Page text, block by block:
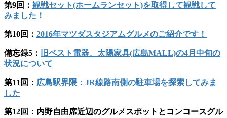
第9回： 観戦セット(ホームランセット)を取得して観戦して
みました！
第10回： 2016年マツダスタジアムグルメのご紹介です！
備忘録5：
旧ベスト電器、太陽家具(広島MALL)の4月中旬の
状況について
第11回： 広島駅界隈：JR線路南側の駐車場を探索してみま
した
第12回：内野自由席近辺のグルメスポットとコンコースグル